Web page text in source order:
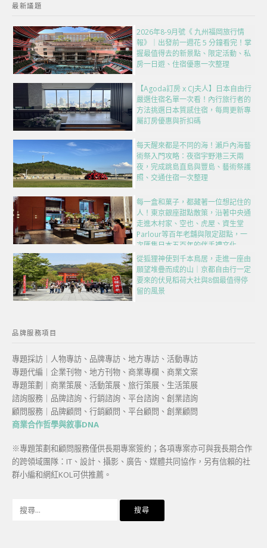
最新議題
2026年8-9月號《 九州福岡旅行情
報》｜出發前一週花 5 分鐘看完！掌
握最值得去的新景點、限定活動、私
房一日遊、住宿優惠一次整理
【Agoda訂房 x CJ夫人】日本自由行
嚴選住宿名單一次看！內行旅行者的
方法挑選日本質感住宿，每周更新專
屬訂房優惠與折扣碼
每天醒來都是不同的海！瀨戶內海藝
術祭入門攻略：夜宿宇野港三天兩
夜，完成跳島直島與豐島、藝術祭護
照、交通住宿一次整理
每一盒和菓子，都藏著一位想記住的
人！東京銀座甜點散策，沿著中央通
走進木村家、空也、虎屋、資生堂
Parlour等百年老舖與限定甜點，一
次匯集日本五百年的伴手禮文化
從狐狸神使到千本鳥居，走進一座由
願望堆疊而成的山｜京都自由行一定
要來的伏見稻荷大社與8個最值得停
留的風景
品牌服務項目
專題採訪｜人物專訪、品牌專訪、地方專訪、活動專訪
專題代編｜企業刊物、地方刊物、商業專欄、商業文案
專題策劃｜商業策展、活動策展、旅行策展、生活策展
諮詢服務｜品牌諮詢、行銷諮詢、平台諮詢、創業諮詢
顧問服務｜品牌顧問、行銷顧問、平台顧問、創業顧問
商業合作哲學與敘事DNA
※專題策劃和顧問服務僅供長期專案簽約；各項專案亦可與我長期合作
的跨領域團隊：IT、設計、攝影、廣告、媒體共同協作，另有信賴的社
群小編和網紅KOL可供推薦。